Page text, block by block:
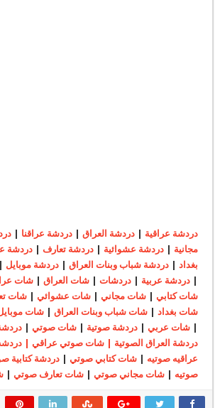
دردشة عراقية دردشة العراق |دردشة عراقنا
مجانية |دردشة عشوائية |دردشة تعارف |دردشة
بغداد
|دردشة شباب وبنات العراق |دردشة موبايل
|دردشة عربية |دردشات |شات العراق |شات
شات كتابي |شات مجاني |شات عشوائي |شات
شات بغداد |شات شباب وبنات العراق |شات
|شات عربي |دردشة صوتية |شات صوتي |
دردشة العراق الصوتية | شات صوتي عراقي |
عراقيه صوتيه |شات كتابي صوتي |دردشة كتابية
صوتيه |شات مجاني صوتي |شات تعارف صوتي |